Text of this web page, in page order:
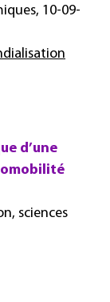
10-09-
d’une
sciences